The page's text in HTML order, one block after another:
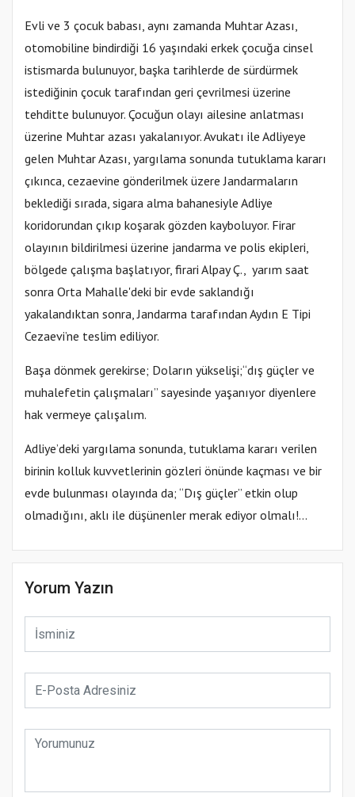
Evli ve 3 çocuk babası, aynı zamanda Muhtar Azası,
otomobiline bindirdiği 16 yaşındaki erkek çocuğa cinsel
istismarda bulunuyor, başka tarihlerde de sürdürmek
istediğinin çocuk tarafından geri çevrilmesi üzerine
tehditte bulunuyor. Çocuğun olayı ailesine anlatması
üzerine Muhtar azası yakalanıyor. Avukatı ile Adliyeye
gelen Muhtar Azası, yargılama sonunda tutuklama kararı
çıkınca, cezaevine gönderilmek üzere Jandarmaların
beklediği sırada, sigara alma bahanesiyle Adliye
koridorundan çıkıp koşarak gözden kayboluyor. Firar
olayının bildirilmesi üzerine jandarma ve polis ekipleri,
bölgede çalışma başlatıyor, firari Alpay Ç., yarım saat
sonra Orta Mahalle'deki bir evde saklandığı
yakalandıktan sonra, Jandarma tarafından Aydın E Tipi
Cezaevi’ne teslim ediliyor.
Başa dönmek gerekirse; Doların yükselişi;“dış güçler ve
muhalefetin çalışmaları” sayesinde yaşanıyor diyenlere
hak vermeye çalışalım.
Adliye’deki yargılama sonunda, tutuklama kararı verilen
birinin kolluk kuvvetlerinin gözleri önünde kaçması ve bir
evde bulunması olayında da; “Dış güçler” etkin olup
olmadığını, aklı ile düşünenler merak ediyor olmalı!...
Yorum Yazın